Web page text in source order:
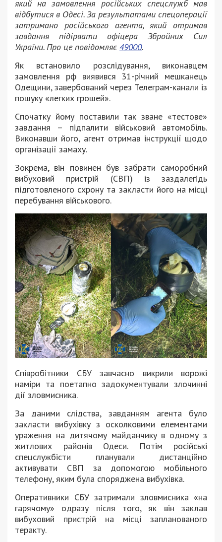
який на замовлення російських спецслужб мав
відбутися в Одесі. За результатами спецоперації
затримано російського агента, який отримав
завдання підірвати офіцера Збройних Сил
України. Про це повідомляє 49000.
Як встановило розслідування, виконавцем
замовлення рф виявився 31-річний мешканець
Одещини, завербований через Телеграм-канали із
пошуку «легких грошей».
Спочатку йому поставили так зване «тестове»
завдання – підпалити військовий автомобіль.
Виконавши його, агент отримав інструкції щодо
організації замаху.
Зокрема, він повинен був забрати саморобний
вибуховий пристрій (СВП) із заздалегідь
підготовленого схрону та закласти його на місці
перебування військового.
Співробітники СБУ завчасно викрили ворожі
наміри та поетапно задокументували злочинні
дії зловмисника.
За даними слідства, завданням агента було
закласти вибухівку з осколковими елементами
ураження на дитячому майданчику в одному з
житлових районів Одеси. Потім російські
спецслужбісти планували дистанційно
активувати СВП за допомогою мобільного
телефону, яким була споряджена вибухівка.
Оперативники СБУ затримали зловмисника «на
гарячому» одразу після того, як він заклав
вибуховий пристрій на місці запланованого
теракту.